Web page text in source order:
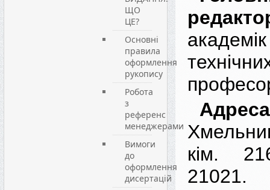
ЩО
ЦЕ?
Основні
правила
оформлення
рукопису
Робота
з
референс
менеджерами
Вимоги
до
оформлення
дисертацій
Адреса
кім.
21021.